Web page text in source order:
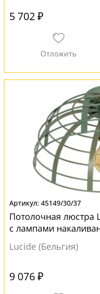
5 702 ₽
45149/30/37
Потолочная люстра
с лампами
Lucide (Бельгия)
9 076 ₽